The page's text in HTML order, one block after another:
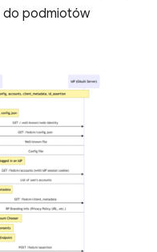
do podmiotów